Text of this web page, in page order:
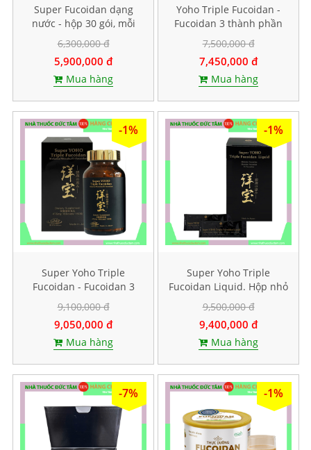
Super Fucoidan dạng
nước - hộp 30 gói, mỗi
gói chứa 100ml
6,300,000 đ
5,900,000 đ
Mua hàng
Yoho Triple Fucoidan -
Fucoidan 3 thành phần
tảo nâu. Hộp 120 viên
7,500,000 đ
7,450,000 đ
Mua hàng
-1%
Super Yoho Triple
Fucoidan - Fucoidan 3
thành phần tảo nâu hàm
lượng CAO. Hộp 160 viên
9,100,000 đ
9,050,000 đ
Mua hàng
-1%
Super Yoho Triple
Fucoidan Liquid. Hộp nhỏ
9,500,000 đ
9,400,000 đ
Mua hàng
-7% -1%